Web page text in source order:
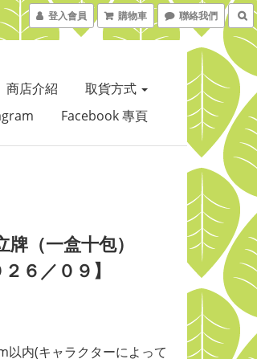
登入會員 購物車 聯絡我們
商店介紹
取貨方式
Facebook 專頁
牌（一盒十包）
６／０９】
以内(キャラクターによって